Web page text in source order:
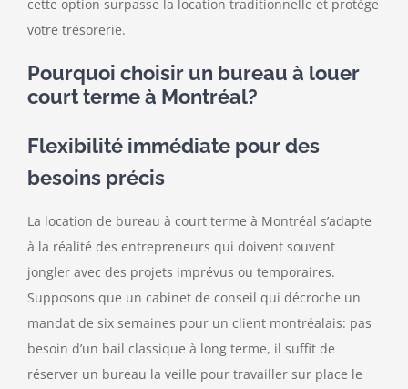
cette option surpasse la location traditionnelle et protège
votre trésorerie.
Pourquoi choisir un bureau à louer
court terme à Montréal?
Flexibilité immédiate pour des
besoins précis
La location de bureau à court terme à Montréal s’adapte
à la réalité des entrepreneurs qui doivent souvent
jongler avec des projets imprévus ou temporaires.
Supposons que un cabinet de conseil qui décroche un
mandat de six semaines pour un client montréalais: pas
besoin d’un bail classique à long terme, il suffit de
réserver un bureau la veille pour travailler sur place le